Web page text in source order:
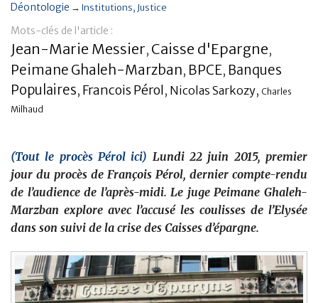
Déontologie → Institutions Justice
Mots-clés de l'article :
Jean-Marie Messier, Caisse d'Epargne,
Peimane Ghaleh-Marzban, BPCE, Banques
Populaires, Francois Pérol, Nicolas Sarkozy, Charles
Milhaud
(Tout le procès Pérol ici) Lundi 22 juin 2015, premier
jour du procès de François Pérol, dernier compte-rendu
de l’audience de l’après-midi. Le juge Peimane Ghaleh-
Marzban explore avec l’accusé les coulisses de l’Elysée
dans son suivi de la crise des Caisses d’épargne.